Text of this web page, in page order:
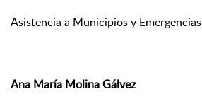
Asistencia a Municipios y Emergencias
Ana María Molina Gálvez